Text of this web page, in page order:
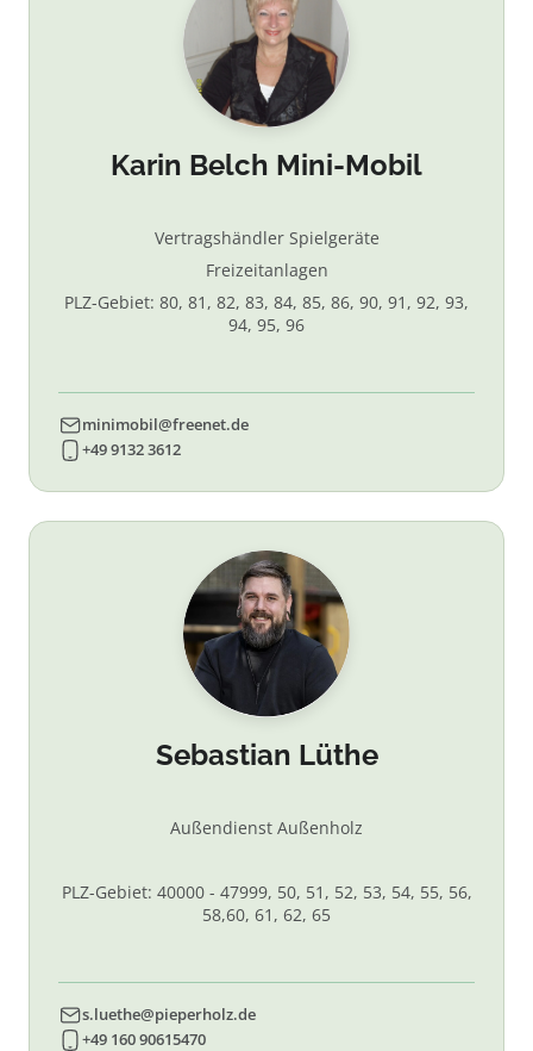
Karin Belch Mini-Mobil
Vertragshändler Spielgeräte
Freizeitanlagen
PLZ-Gebiet: 80, 81, 82, 83, 84, 85, 86, 90, 91, 92, 93,
94, 95, 96
minimobil@freenet.de
+49 9132 3612
Sebastian Lüthe
Außendienst Außenholz
PLZ-Gebiet: 40000 - 47999, 50, 51, 52, 53, 54, 55, 56,
58,60, 61, 62, 65
s.luethe@pieperholz.de
+49 160 90615470